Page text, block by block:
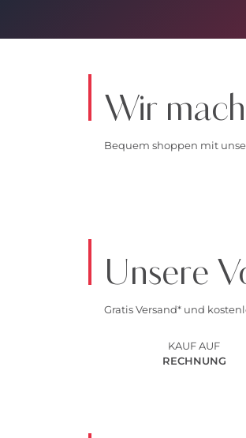
Wir
Bequem shoppen mit
Unsere
Gratis Versand* und
KAUF AUF
RECHNUNG